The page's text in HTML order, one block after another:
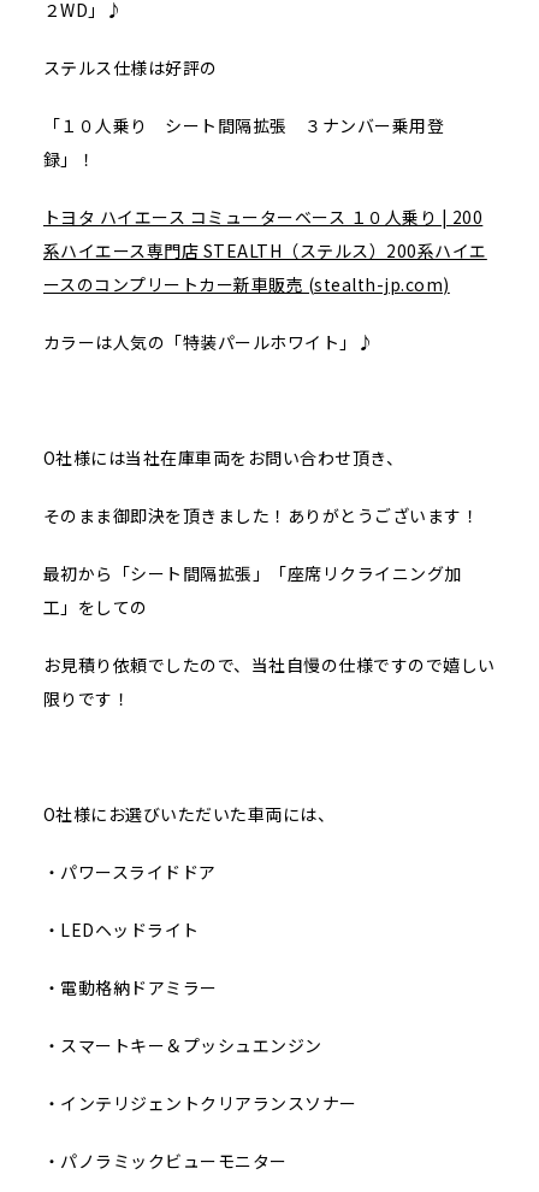
２WD」♪
ステルス仕様は好評の
「１０人乗り シート間隔拡張 ３ナンバー乗用登
録」！
トヨタ ハイエース コミューターベース １０人乗り | 200
系ハイエース専門店 STEALTH（ステルス）200系ハイエ
ースのコンプリートカー新車販売 (stealth-jp.com)
カラーは人気の「特装パールホワイト」♪
O社様には当社在庫車両をお問い合わせ頂き、
そのまま御即決を頂きました！ありがとうございます！
最初から「シート間隔拡張」「座席リクライニング加
工」をしての
お見積り依頼でしたので、当社自慢の仕様ですので嬉しい
限りです！
O社様にお選びいただいた車両には、
・パワースライドドア
・LEDヘッドライト
・電動格納ドアミラー
・スマートキー＆プッシュエンジン
・インテリジェントクリアランスソナー
・パノラミックビューモニター